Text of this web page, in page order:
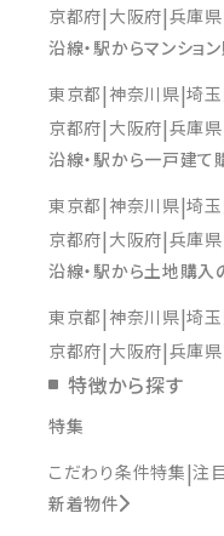
京都府 大阪府 兵庫県
沿線・駅からマンショ
東京都 神奈川県 埼
京都府 大阪府 兵庫県
沿線・駅から一戸建て
東京都 神奈川県 埼
京都府 大阪府 兵庫県
沿線・駅から土地購入
東京都 神奈川県 埼
京都府 大阪府 兵庫県
特徴から探す
特集
こだわり条件特集 注
新着物件